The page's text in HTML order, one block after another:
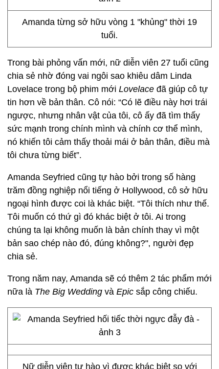
Amanda từng sở hữu vòng 1 "khủng" thời 19
tuổi.
Trong bài phỏng vấn mới, nữ diễn viên 27 tuổi cũng
chia sẻ nhờ đóng vai ngôi sao khiêu dâm Linda
Lovelace trong bộ phim mới Lovelace đã giúp cô tự
tin hơn về bản thân. Cô nói: “Có lẽ điều này hơi trái
ngược, nhưng nhân vật của tôi, cô ấy đã tìm thấy
sức mạnh trong chính mình và chính cơ thể mình,
nó khiến tôi cảm thấy thoải mái ở bản thân, điều mà
tôi chưa từng biết”.
Amanda Seyfried cũng tự hào bởi trong số hàng
trăm đồng nghiệp nổi tiếng ở Hollywood, cô sở hữu
ngoại hình được coi là khác biệt. “Tôi thích như thế.
Tôi muốn có thứ gì đó khác biệt ở tôi. Ai trong
chúng ta lại không muốn là bản chính thay vì một
bản sao chép nào đó, đúng không?", người đẹp
chia sẻ.
Trong năm nay, Amanda sẽ có thêm 2 tác phẩm mới
nữa là The Big Wedding và Epic sắp công chiếu.
Nữ diễn viên tự hào vì được khác biệt so với